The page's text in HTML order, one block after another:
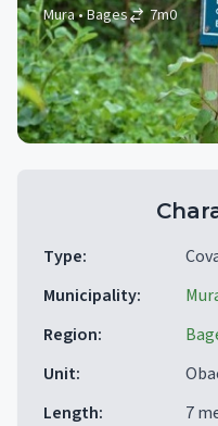
Mura• Bages 7m0
Type:
Municipality:
Region:
Unit:
Length:
7